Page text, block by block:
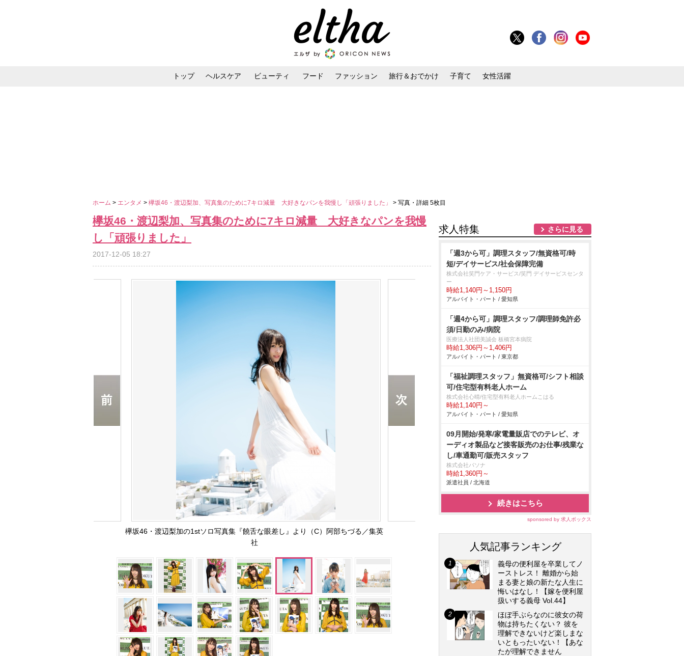
トップ ヘルスケア ビューティ フード ファッション 旅行＆おでかけ 子育て 女性活躍
ホーム > エンタメ > 欅坂46・渡辺梨加、写真集のために7キロ減量 大好きなパンを我慢し「頑張りました」 > 写真・詳細 5枚目
欅坂46・渡辺梨加、写真集のために7キロ減量 大好きなパンを我慢
し「頑張りました」
2017-12-05 18:27
欅坂46・渡辺梨加の1stソロ写真集『饒舌な眼差し』より（C）阿部ちづる／集英
社
求人特集 さらに見る
「週3から可」調理スタッフ/無資格可/時
短/デイサービス/社会保障完備
株式会社笑門ケア・サービス/笑門 デイサービスセンタ
ー
時給1,140円～1,150円
アルバイト・パート / 愛知県
「週4から可」調理スタッフ/調理師免許必
須/日勤のみ/病院
医療法人社団美誠会 板橋宮本病院
時給1,306円～1,406円
アルバイト・パート / 東京都
「福祉調理スタッフ」無資格可/シフト相談
可/住宅型有料老人ホーム
株式会社心晴/住宅型有料老人ホームこはる
時給1,140円～
アルバイト・パート / 愛知県
09月開始/発寒/家電量販店でのテレビ、オ
ーディオ製品など接客販売のお仕事/残業な
し/車通勤可/販売スタッフ
株式会社パソナ
時給1,360円～
派遣社員 / 北海道
続きはこちら
sponsored by 求人ボックス
人気記事ランキング
義母の便利屋を卒業してノ
ーストレス！ 離婚から始
まる妻と娘の新たな人生に
悔いはなし！【嫁を便利屋
扱いする義母 Vol.44】
ほぼ手ぶらなのに彼女の荷
物は持ちたくない？ 彼を
理解できないけど楽しまな
いともったいない！【あな
たが理解できません